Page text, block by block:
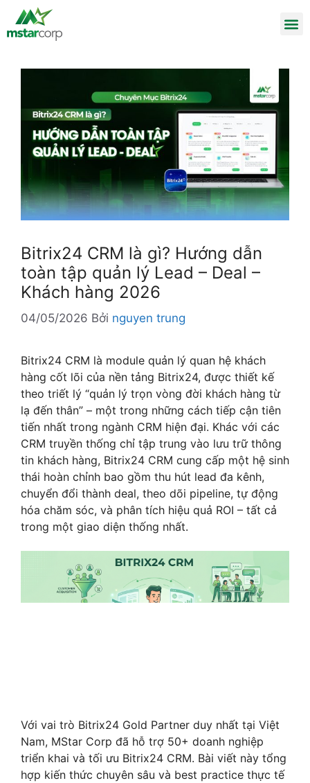
Bitrix24 CRM là gì? Hướng dẫn
toàn tập quản lý Lead – Deal –
Khách hàng 2026
04/05/2026 Bởi nguyen trung
Bitrix24 CRM là module quản lý quan hệ khách
hàng cốt lõi của nền tảng Bitrix24, được thiết kế
theo triết lý “quản lý trọn vòng đời khách hàng từ
lạ đến thân” – một trong những cách tiếp cận tiên
tiến nhất trong ngành CRM hiện đại. Khác với các
CRM truyền thống chỉ tập trung vào lưu trữ thông
tin khách hàng, Bitrix24 CRM cung cấp một hệ sinh
thái hoàn chỉnh bao gồm thu hút lead đa kênh,
chuyển đổi thành deal, theo dõi pipeline, tự động
hóa chăm sóc, và phân tích hiệu quả ROI – tất cả
trong một giao diện thống nhất.
Với vai trò Bitrix24 Gold Partner duy nhất tại Việt
Nam, MStar Corp đã hỗ trợ 50+ doanh nghiệp
triển khai và tối ưu Bitrix24 CRM. Bài viết này tổng
hợp kiến thức chuyên sâu và best practice thực tế